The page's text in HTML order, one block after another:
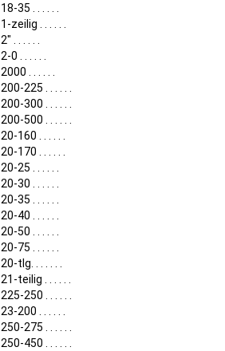
18-35 . . . . . .
1-zeilig . . . . . .
2" . . . . . .
2-0 . . . . . .
2000 . . . . . .
200-225 . . . . . .
200-300 . . . . . .
200-500 . . . . . .
20-160 . . . . . .
20-170 . . . . . .
20-25 . . . . . .
20-30 . . . . . .
20-35 . . . . . .
20-40 . . . . . .
20-50 . . . . . .
20-75 . . . . . .
20-tlg. . . . . . .
21-teilig . . . . . .
225-250 . . . . . .
23-200 . . . . . .
250-275 . . . . . .
250-450 . . . . . .